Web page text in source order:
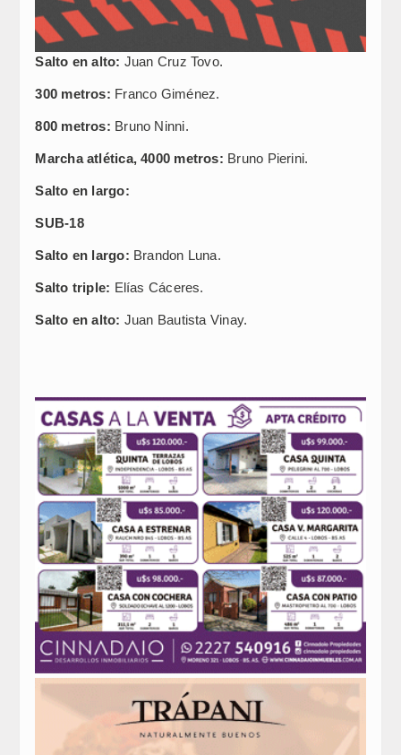
Salto en alto: Juan Cruz Tovo.
300 metros: Franco Giménez.
800 metros: Bruno Ninni.
Marcha atlética, 4000 metros: Bruno Pierini.
Salto en largo:
SUB-18
Salto en largo: Brandon Luna.
Salto triple: Elías Cáceres.
Salto en alto: Juan Bautista Vinay.